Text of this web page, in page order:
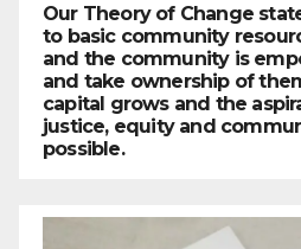
Our Theory of Change
to basic community
and the community is
and take ownership of
capital grows and the
justice, equity and
possible.